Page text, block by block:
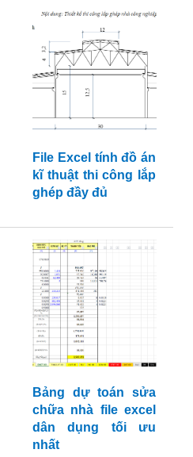
File Excel tính đồ án
kĩ thuật thi công lắp
ghép đầy đủ
Bảng dự toán sửa
chữa nhà file excel
dân dụng tối ưu
nhất